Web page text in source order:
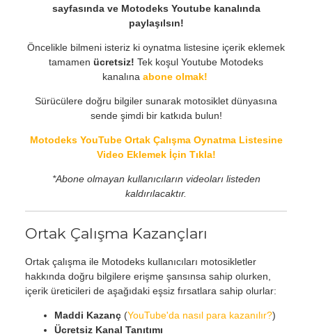
sayfasında ve Motodeks Youtube kanalında
paylaşılsın!
Öncelikle bilmeni isteriz ki oynatma listesine içerik eklemek
tamamen ücretsiz! Tek koşul Youtube Motodeks
kanalına abone olmak!
Sürücülere doğru bilgiler sunarak motosiklet dünyasına
sende şimdi bir katkıda bulun!
Motodeks YouTube Ortak Çalışma Oynatma Listesine
Video Eklemek İçin Tıkla!
*Abone olmayan kullanıcıların videoları listeden
kaldırılacaktır.
Ortak Çalışma Kazançları
Ortak çalışma ile Motodeks kullanıcıları motosikletler
hakkında doğru bilgilere erişme şansınsa sahip olurken,
içerik üreticileri de aşağıdaki eşsiz fırsatlara sahip olurlar:
Maddi Kazanç(YouTube'da nasıl para kazanılır?)
Ücretsiz Kanal Tanıtımı